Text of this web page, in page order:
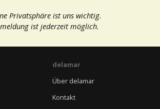
Privatsphäre ist uns wichtig.
ist jederzeit möglich.
delamar
Über delamar
Kontakt